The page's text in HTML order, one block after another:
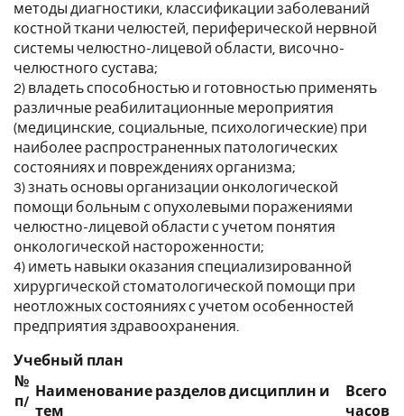
методы диагностики, классификации заболеваний
костной ткани челюстей, периферической нервной
системы челюстно-лицевой области, височно-
челюстного сустава;
2) владеть способностью и готовностью применять
различные реабилитационные мероприятия
(медицинские, социальные, психологические) при
наиболее распространенных патологических
состояниях и повреждениях организма;
3) знать основы организации онкологической
помощи больным с опухолевыми поражениями
челюстно-лицевой области с учетом понятия
онкологической настороженности;
4) иметь навыки оказания специализированной
хирургической стоматологической помощи при
неотложных состояниях с учетом особенностей
предприятия здравоохранения.
Учебный план
№
п/
Наименование разделов дисциплин и
тем
Всего
часов